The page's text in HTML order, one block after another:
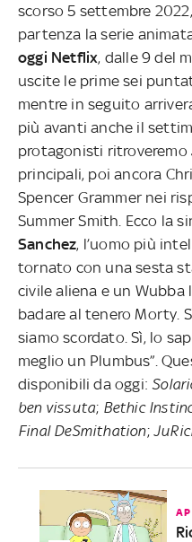
scorso 5 settembre
partenza la serie
oggi Netflix, dalle 9 del
uscite le prime sei
mentre in seguito
più avanti anche il
protagonisti ritroveremo
principali, poi ancora
Spencer Grammer nei
Summer Smith. Ecco la
Sanchez, l’uomo più
tornato con una sesta
civile aliena e un
badare al tenero Morty.
siamo scordato. Sì, lo
meglio un Plumbus”.
disponibili da oggi:
ben vissuta; Bethic
Final DeSmithation;